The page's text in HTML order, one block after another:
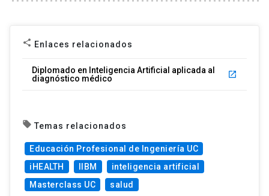
share Enlaces relacionados
Diplomado en Inteligencia Artificial aplicada al
diagnóstico médico
launch
local_offer Temas relacionados
Educación Profesional de Ingeniería UC
iHEALTH
IIBM
inteligencia artificial
Masterclass UC
salud